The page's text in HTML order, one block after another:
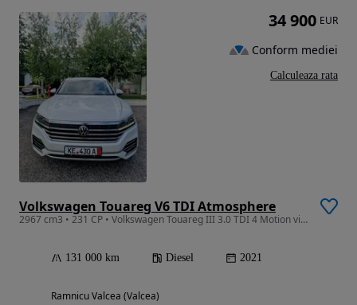
Volkswagen Touareg V6 TDI Atmosphere
2967 cm3 • 231 CP • Volkswagen Touareg III 3.0 TDI 4 Motion virtual cocpit ACC suspensie D
131 000 km Diesel 2021
Ramnicu Valcea (Valcea)
34 900 EUR
Conform mediei
Calculeaza rata